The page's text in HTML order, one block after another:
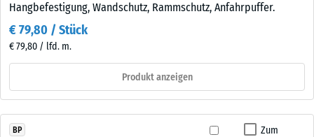
Hangbefestigung, Wandschutz, Rammschutz, Anfahrpuffer.
€ 79,80 / Stück
€ 79,80 / lfd. m.
Produkt anzeigen
Zum
BP